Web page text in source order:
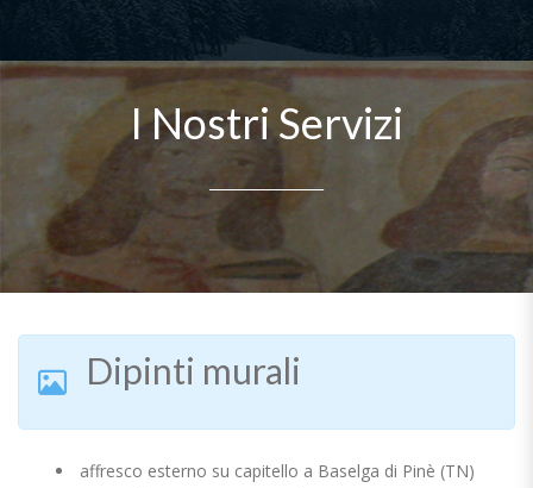
I Nostri Servizi
________________
Dipinti murali
affresco esterno su capitello a Baselga di Pinè (TN)